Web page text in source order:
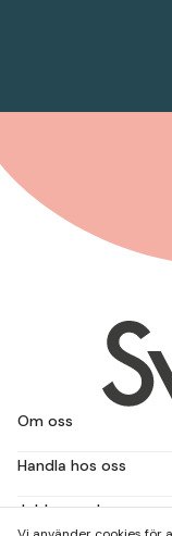
Om oss
Handla hos oss
Jobba med oss